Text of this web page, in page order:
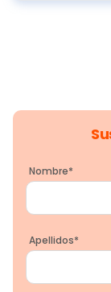
Nombre*
Apellidos*